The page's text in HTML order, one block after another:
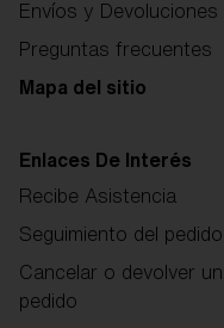
Envíos y Devoluciones
Preguntas frecuentes
Mapa del sitio
Enlaces De Interés
Recibe Asistencia
Seguimiento del pedido
Cancelar o devolver un
pedido